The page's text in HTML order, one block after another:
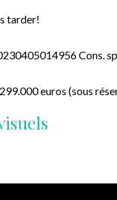
tarder!
Cons.
euros (sous